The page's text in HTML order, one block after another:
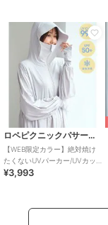
ロペピクニックパサージュ
【WEB限定カラー】絶対焼け
たくないUVパーカー/UVカッ
ト・接触冷感
¥3,993